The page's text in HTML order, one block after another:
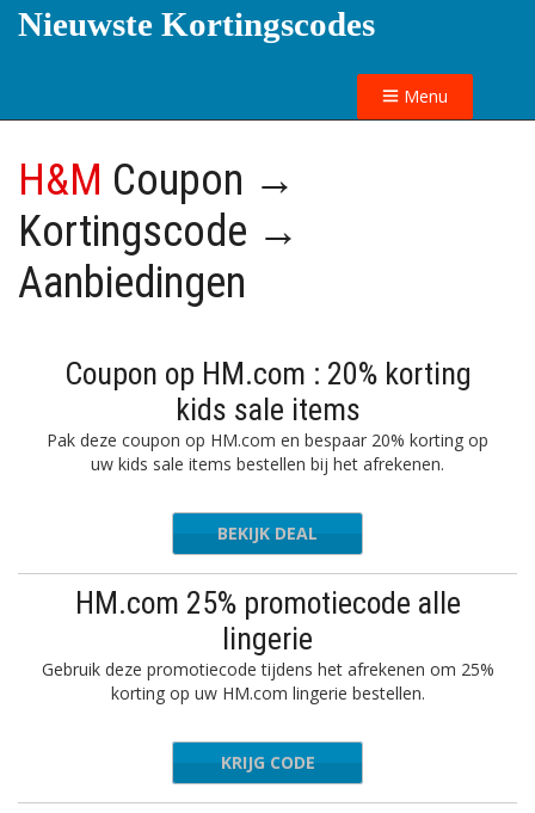
Nieuwste Kortingscodes
Menu
H&M Coupon →
Kortingscode →
Aanbiedingen
Coupon op HM.com : 20% korting
kids sale items
Pak deze coupon op HM.com en bespaar 20% korting op
uw kids sale items bestellen bij het afrekenen.
BEKIJK DEAL
HM.com 25% promotiecode alle
lingerie
Gebruik deze promotiecode tijdens het afrekenen om 25%
korting op uw HM.com lingerie bestellen.
LING25
KRIJG CODE